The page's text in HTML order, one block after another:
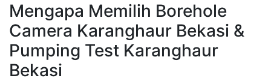
Mengapa Memilih Borehole
Camera Karanghaur Bekasi &
Pumping Test Karanghaur
Bekasi